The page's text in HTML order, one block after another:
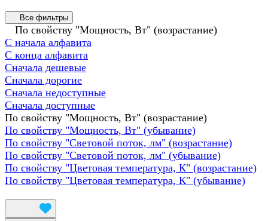
Все фильтры
По свойству "Мощность, Вт" (возрастание)
С начала алфавита
С конца алфавита
Сначала дешевые
Сначала дорогие
Сначала недоступные
Сначала доступные
По свойству "Мощность, Вт" (возрастание)
По свойству "Мощность, Вт" (убывание)
По свойству "Световой поток, лм" (возрастание)
По свойству "Световой поток, лм" (убывание)
По свойству "Цветовая температура, К" (возрастание)
По свойству "Цветовая температура, К" (убывание)